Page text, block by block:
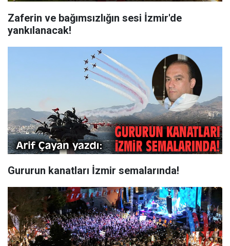
Zaferin ve bağımsızlığın sesi İzmir'de
yankılanacak!
Gururun kanatları İzmir semalarında!